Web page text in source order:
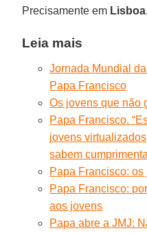
Precisamente em Lisboa
Leia mais
Jornada Mundial
Papa Francisco
Os jovens que não
Papa Francisco.
jovens
sabem
Papa Francisco:
Papa Francisco:
aos jovens
Papa abre a JMJ: